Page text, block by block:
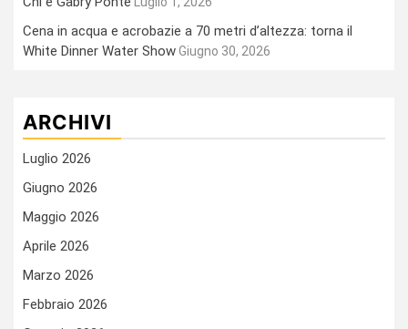
Cena in acqua e acrobazie a 70 metri d’altezza: torna il
White Dinner Water ShowGiugno 30, 2026
ARCHIVI
Luglio 2026
Giugno 2026
Maggio 2026
Aprile 2026
Marzo 2026
Febbraio 2026